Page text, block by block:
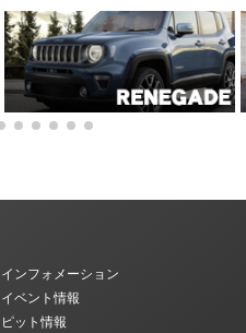
インフォメーション
イベント情報
ピット情報